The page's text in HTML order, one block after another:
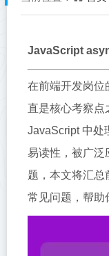
JavaScript
在前端开发岗位
直是核心考察点
JavaScript 中处
易读性，被广泛
题，本文将汇总
常见问题，帮助